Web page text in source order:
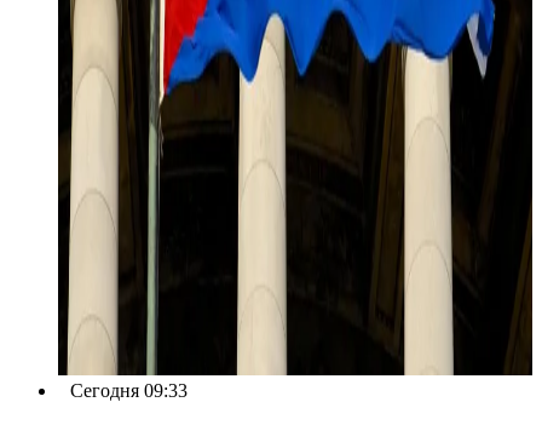
Сегодня 09:33